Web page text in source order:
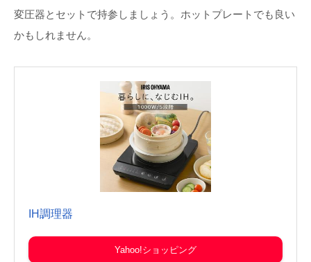
変圧器とセットで持参しましょう。ホットプレートでも良い
かもしれません。
IH調理器
Yahoo!ショッピング